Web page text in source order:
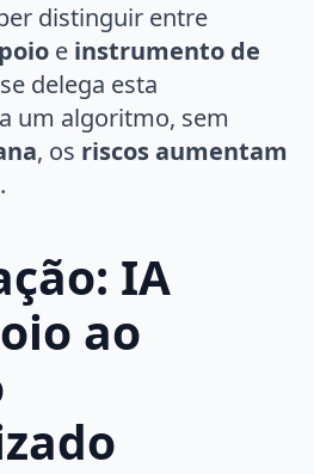
distinguir entre
e instrumento de
delega esta
um algoritmo, sem
, os riscos aumentam
IA
ao